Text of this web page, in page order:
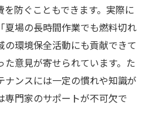
防ぐこともできます。実際に
夏場の長時間作業でも燃料切れ
の環境保全活動にも貢献できて
た意見が寄せられています。た
ナンスには一定の慣れや知識が
専門家のサポートが不可欠で